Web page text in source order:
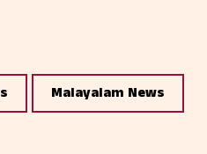
Malayalam News